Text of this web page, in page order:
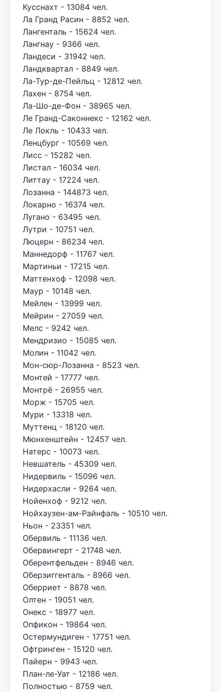
Кусснахт - 13084 чел.
Ла Гранд Расин - 8852 чел.
Лангенталь - 15624 чел.
Лангнау - 9366 чел.
Ландеси - 31942 чел.
Ландквартал - 8849 чел.
Ла-Тур-де-Пейльц - 12812 чел.
Лахен - 8754 чел.
Ла-Шо-де-Фон - 38965 чел.
Ле Гранд-Саконнекс - 12162 чел.
Ле Локль - 10433 чел.
Ленцбург - 10569 чел.
Лисс - 15282 чел.
Листал - 16034 чел.
Литтау - 17224 чел.
Лозанна - 144873 чел.
Локарно - 16374 чел.
Лугано - 63495 чел.
Лутри - 10751 чел.
Люцерн - 86234 чел.
Маннедорф - 11767 чел.
Мартиньи - 17215 чел.
Маттенхоф - 12098 чел.
Маур - 10148 чел.
Мейлен - 13999 чел.
Мейрин - 27059 чел.
Мелс - 9242 чел.
Мендризио - 15085 чел.
Молин - 11042 чел.
Мон-сюр-Лозанна - 8523 чел.
Монтей - 17777 чел.
Монтрё - 26955 чел.
Морж - 15705 чел.
Мури - 13318 чел.
Муттенц - 18120 чел.
Мюнхенштейн - 12457 чел.
Натерс - 10073 чел.
Невшатель - 45309 чел.
Нидервиль - 15096 чел.
Нидерхасли - 9264 чел.
Нойенхоф - 9212 чел.
Нойхаузен-ам-Райнфаль - 10510 чел.
Ньон - 23351 чел.
Обервиль - 11136 чел.
Обервингерт - 21748 чел.
Оберентфельден - 8946 чел.
Оберзиггенталь - 8966 чел.
Оберриет - 8878 чел.
Олтен - 19051 чел.
Онекс - 18977 чел.
Опфикон - 19864 чел.
Остермундиген - 17751 чел.
Офтринген - 15120 чел.
Пайерн - 9943 чел.
План-ле-Уат - 12186 чел.
Полностью - 8759 чел.